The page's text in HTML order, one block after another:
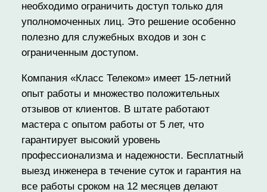
необходимо ограничить доступ только для
уполномоченных лиц. Это решение особенно
полезно для служебных входов и зон с
ограниченным доступом.
Компания «Класс Телеком» имеет 15-летний
опыт работы и множество положительных
отзывов от клиентов. В штате работают
мастера с опытом работы от 5 лет, что
гарантирует высокий уровень
профессионализма и надежности. Бесплатный
выезд инженера в течение суток и гарантия на
все работы сроком на 12 месяцев делают